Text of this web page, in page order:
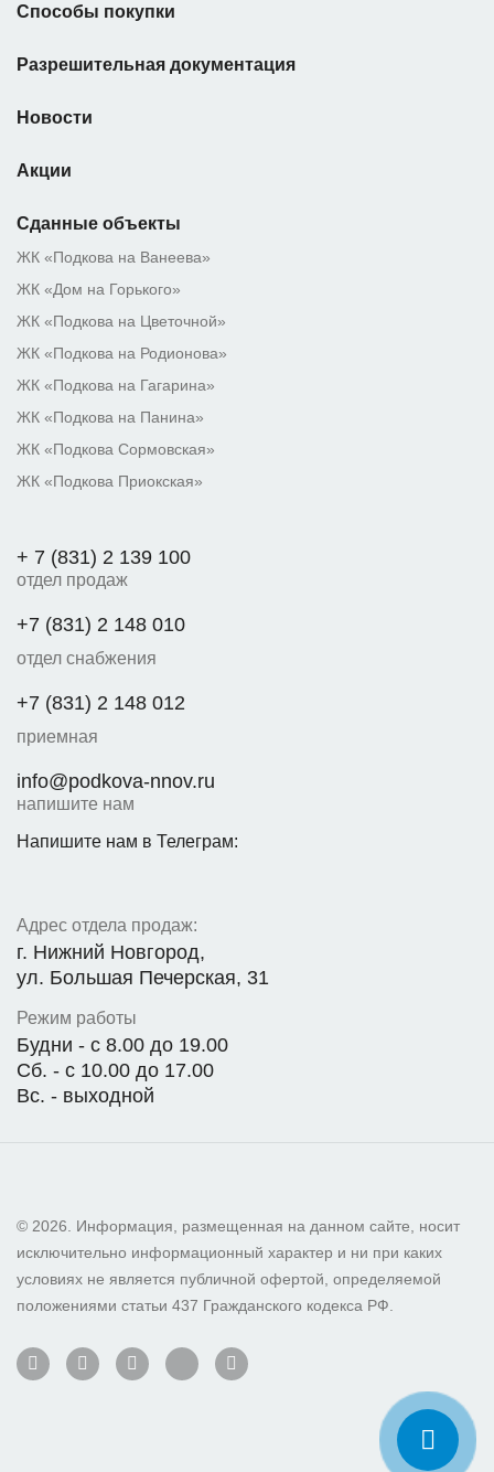
Способы покупки
Разрешительная документация
Новости
Акции
Сданные объекты
ЖК «Подкова на Ванеева»
ЖК «Дом на Горького»
ЖК «Подкова на Цветочной»
ЖК «Подкова на Родионова»
ЖК «Подкова на Гагарина»
ЖК «Подкова на Панина»
ЖК «Подкова Сормовская»
ЖК «Подкова Приокская»
+ 7 (831) 2 139 100
отдел продаж
+7 (831) 2 148 010
отдел снабжения
+7 (831) 2 148 012
приемная
info@podkova-nnov.ru
напишите нам
Напишите нам в Телеграм:
Адрес отдела продаж:
г. Нижний Новгород,
ул. Большая Печерская, 31
Режим работы
Будни - с 8.00 до 19.00
Сб. - с 10.00 до 17.00
Вс. - выходной
© 2026. Информация, размещенная на данном сайте, носит
исключительно информационный характер и ни при каких
условиях не является публичной офертой, определяемой
положениями статьи 437 Гражданского кодекса РФ.